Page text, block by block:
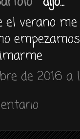
el verano
de 2016 a